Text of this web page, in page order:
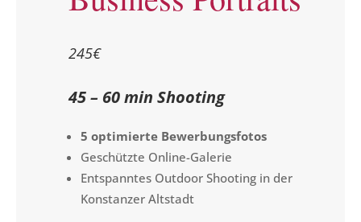
245€
45 – 60 min Shooting
5 optimierte Bewerbungsfotos
Geschützte Online-Galerie
Entspanntes Outdoor Shooting in der
Konstanzer Altstadt